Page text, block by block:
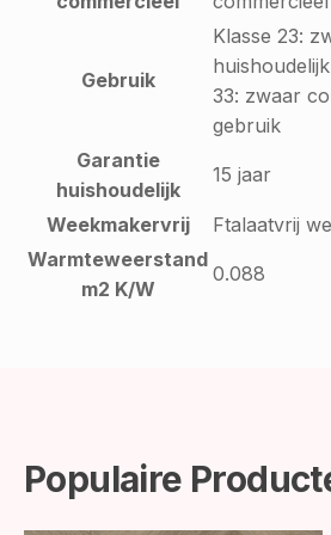
Gebruik
Klasse 23:
33: zwaar
gebruik
Garantie
huishoudelijk
15 jaar
Weekmakervrij
Ftalaatvrij
Warmteweerstand
m2 K/W
0.088
Populaire